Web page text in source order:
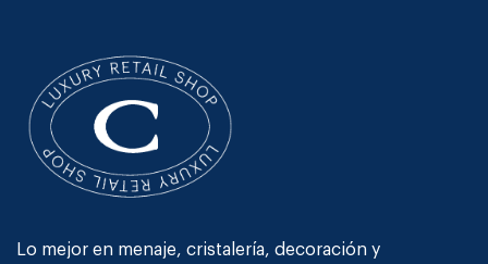
Lo mejor en menaje, cristalería, decoración y